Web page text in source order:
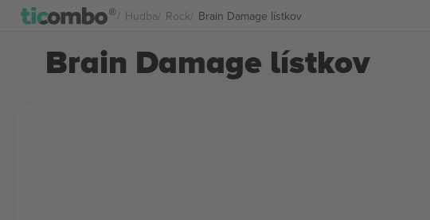
Hudba Rock Brain Damage lístkov
Brain Damage lístkov